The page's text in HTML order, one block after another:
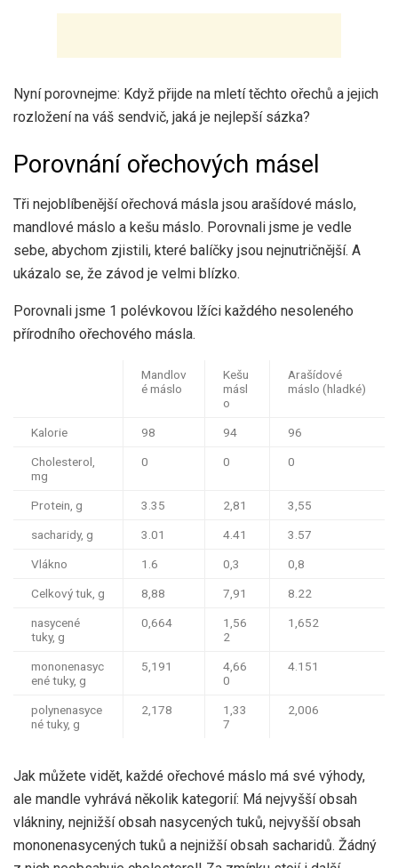
Nyní porovnejme: Když přijde na mletí těchto ořechů a jejich
rozložení na váš sendvič, jaká je nejlepší sázka?
Porovnání ořechových másel
Tři nejoblíbenější ořechová másla jsou arašídové máslo,
mandlové máslo a kešu máslo. Porovnali jsme je vedle
sebe, abychom zjistili, které balíčky jsou nejnutričnější. A
ukázalo se, že závod je velmi blízko.
Porovnali jsme 1 polévkovou lžíci každého nesoleného
přírodního ořechového másla.
Mandlov
é máslo
Kešu
másl
o
Arašídové
máslo (hladké)
Kalorie 98 94 96
Cholesterol,
mg
0 0 0
Protein, g 3.35 2,81 3,55
sacharidy, g 3.01 4.41 3.57
Vlákno 1.6 0,3 0,8
Celkový tuk, g 8,88 7,91 8.22
nasycené
tuky, g
0,664
1,56
2
1,652
mononenasyc
ené tuky, g
5,191
4,66
0
4.151
polynenasyce
né tuky, g
2,178
1,33
7
2,006
Jak můžete vidět, každé ořechové máslo má své výhody,
ale mandle vyhrává několik kategorií: Má nejvyšší obsah
vlákniny, nejnižší obsah nasycených tuků, nejvyšší obsah
mononenasycených tuků a nejnižší obsah sacharidů. Žádný